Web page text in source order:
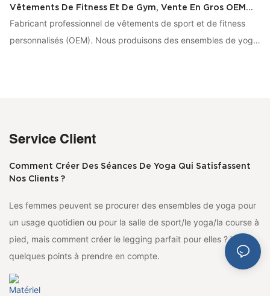
Vêtements De Fitness Et De Gym, Vente En Gros OEM
DKTZ7015
Fabricant professionnel de vêtements de sport et de fitness
personnalisés (OEM). Nous produisons des ensembles de yoga
Service Client
Comment Créer Des Séances De Yoga Qui Satisfassent
Nos Clients ?
Les femmes peuvent se procurer des ensembles de yoga pour
un usage quotidien ou pour la salle de sport/le yoga/la course à
pied, mais comment créer le legging parfait pour elles ? Voici
quelques points à prendre en compte.